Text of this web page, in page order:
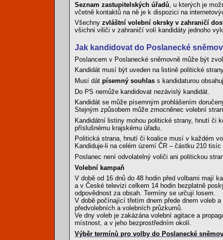
Seznam zastupitelských úřadů , u kterých je
včetně kontaktů na ně je k dispozici na
Všechny zvláštní volební okrsky v zahraničí
všichni viliči v zahraničí volí kandidáty jednoho
Jak kandidovat do Poslanecké
Poslancem v Poslanecké sněmovně může být
Kandidát musí být uveden na listině politické
Musí dát písemný souhlas s kandidaturou
Do PS nemůže kandidovat nezávislý kandidát.
Kandidát se může písemným prohlášením
Stejným způsobem může zmocněnec volební
Kandidátní listiny mohou politické strany, hnutí či
příslušnému krajskému úřadu.
Politická strana, hnutí či koalice musí v každém
Kandiduje-li na celém území ČR – částku 210 tisíc
Poslanec není odvolatelný voliči ani politickou
Volební kampaň
V době od 16 dnů do 48 hodin před volbami mají
a v České televizi celkem 14 hodin bezplatně
odpovědnost za obsah. Termíny se určují losem.
V době počínající třetím dnem přede dnem voleb
předvolebních a volebních průzkumů.
Ve dny voleb je zakázána volební agitace a
místnost, a v jeho bezprostředním okolí.
Výběr termínů pro volby do Poslanecké